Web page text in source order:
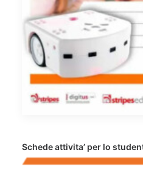
Schede attivita’ per lo